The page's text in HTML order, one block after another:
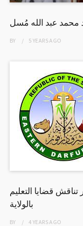
محمد عبد الله مُسل
BY 5 YEARSAGO
تناقش قضايا التعليم
بالولاية
BY 4 YEARSAGO